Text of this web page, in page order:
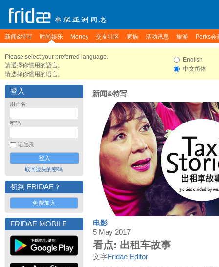
新闻&特写 时尚娱乐 Money 交友社区 家族 活动讯息 旅游 Perks会
Please select your preferred language.
請選擇你慣用的語言。
请选择你惯用的语言。
English
中文简体
登入
用户名
密码
记住我
取回遗失的密码
初到 FRIDAE？
免费加入
FRIDAE MOBILE
新闻&特写
电影
5 May 2017
看点: 出租车故事
文字Fridae Editor